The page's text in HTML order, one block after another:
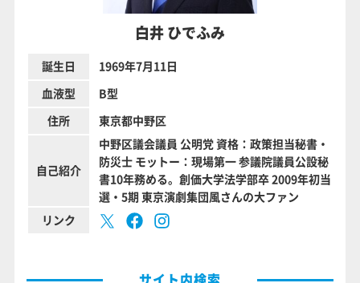
白井 ひでふみ
誕生日 1969年7月11日
血液型 B型
住所 東京都中野区
自己紹介
中野区議会議員 公明党 資格：政策担当秘書・
防災士 モットー：現場第一 参議院議員公設秘
書10年務める。創価大学法学部卒 2009年初当
選・5期 東京演劇集団風さんの大ファン
リンク
サイト内検索